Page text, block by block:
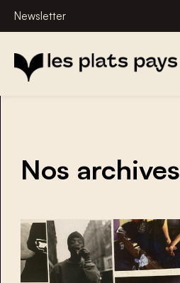
Newsletter
Nos archives